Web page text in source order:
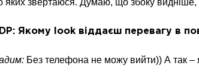
яких звертаюся. Думаю, що збоку видніше,
Якому look віддаєш перевагу в
Без телефона не можу вийти)) А так –